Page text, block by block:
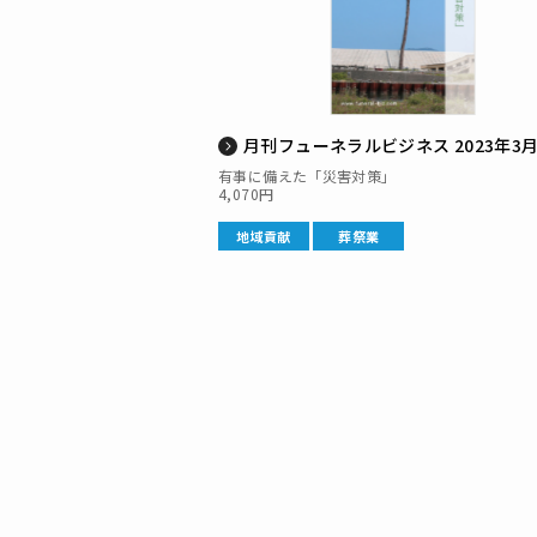
月刊フューネラルビジネス 2023年3
有事に備えた「災害対策」
4,070円
地域貢献 葬祭業